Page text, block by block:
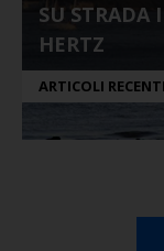
SU STRADA
HERTZ
ARTICOLI RECENTI